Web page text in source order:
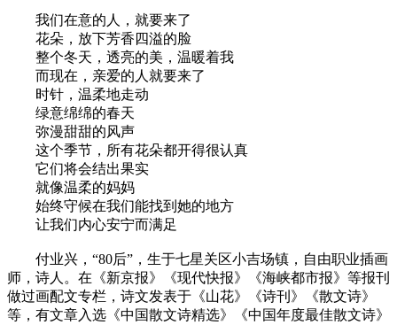
我们在意的人，就要来了
花朵，放下芳香四溢的脸
整个冬天，透亮的美，温暖着我
而现在，亲爱的人就要来了
时针，温柔地走动
绿意绵绵的春天
弥漫甜甜的风声
这个季节，所有花朵都开得很认真
它们将会结出果实
就像温柔的妈妈
始终守候在我们能找到她的地方
让我们内心安宁而满足
付业兴，“80后”，生于七星关区小吉场镇，自由职业插画
师，诗人。在《新京报》《现代快报》《海峡都市报》等报刊
做过画配文专栏，诗文发表于《山花》《诗刊》《散文诗》
等，有文章入选《中国散文诗精选》《中国年度最佳散文诗》